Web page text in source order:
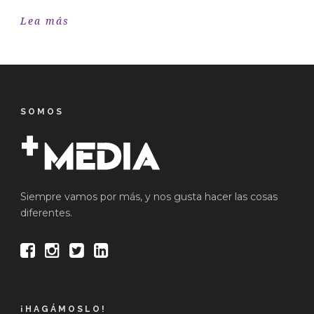
Lea más
SOMOS
Siempre vamos por más, y nos gusta hacer las cosas
diferentes.
¡HAGÁMOSLO!